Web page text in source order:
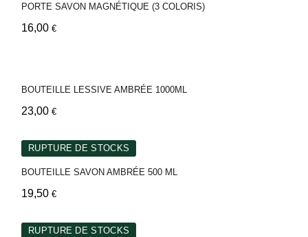
PORTE SAVON MAGNÉTIQUE (3 COLORIS)
16,00 €
BOUTEILLE LESSIVE AMBRÉE 1000ML
23,00 €
RUPTURE DE STOCKS
BOUTEILLE SAVON AMBRÉE 500 ML
19,50 €
RUPTURE DE STOCKS